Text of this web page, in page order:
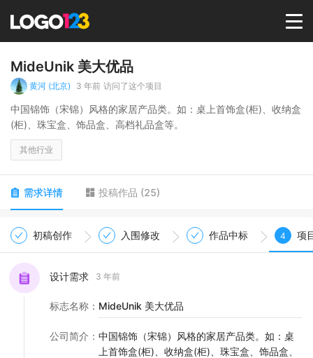
选择套餐→
商标版权
LOGO
MideUnik 美大优品
黄河 (北京) 3 年前 访问了这个项目
中国锦饰（宋锦）风格的家居产品类。如：桌上首饰盒(柜)、收纳盒
(柜)、珠宝盒、饰品盒、高档礼品盒等。
其他行业
需求详情 投稿作品 (25)
初稿创作 入围修改 作品中标 4 项
设计需求 3 年前
标志名称 ： MideUnik 美大优品
公司简介 ： 中国锦饰（宋锦）风格的家居产品类。如：桌
上首饰盒(柜)、收纳盒(柜)、珠宝盒、饰品盒、